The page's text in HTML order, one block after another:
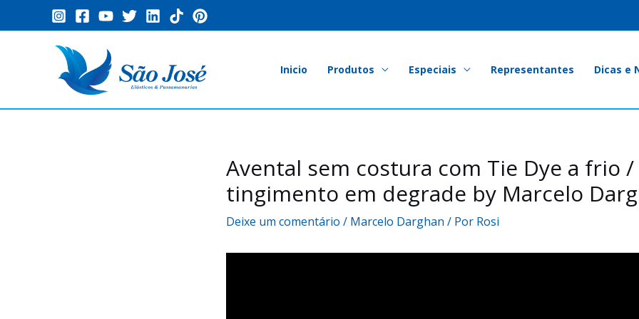
para
Inicio Produtos Especiais Representantes Dicas e
Avental sem costura com Tie Dye a frio /
tingimento em degrade by Marcelo
Deixe um comentário / Marcelo Darghan / Por Rosi
Post
navigation